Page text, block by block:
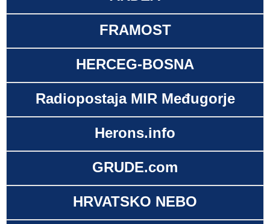
FRAMOST
HERCEG-BOSNA
Radiopostaja MIR Međugorje
Herons.info
GRUDE.com
HRVATSKO NEBO